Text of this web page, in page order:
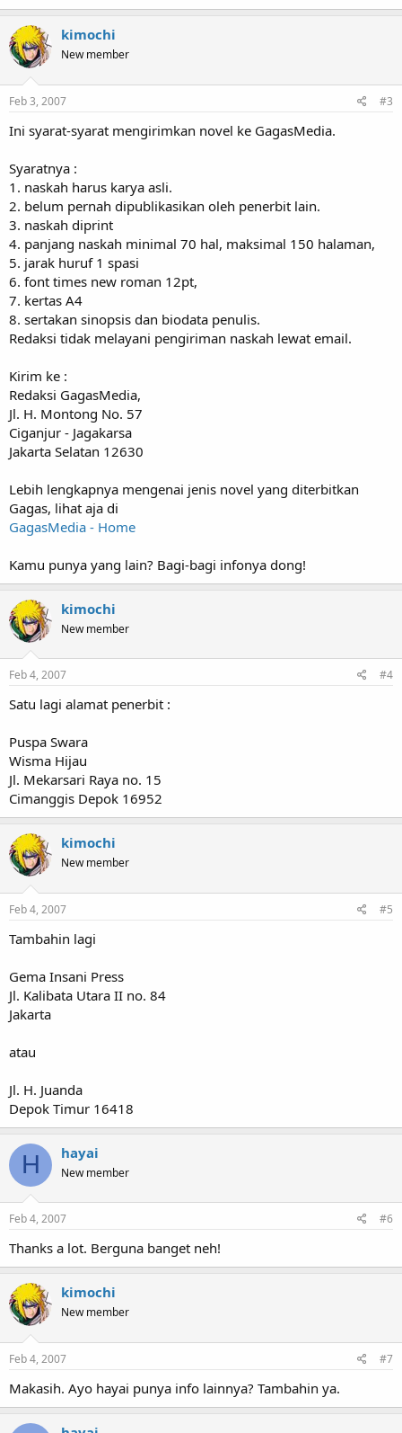
kimochi
New member
Feb 3, 2007 #3
Ini syarat-syarat mengirimkan novel ke GagasMedia.
Syaratnya :
1. naskah harus karya asli.
2. belum pernah dipublikasikan oleh penerbit lain.
3. naskah diprint
4. panjang naskah minimal 70 hal, maksimal 150 halaman,
5. jarak huruf 1 spasi
6. font times new roman 12pt,
7. kertas A4
8. sertakan sinopsis dan biodata penulis.
Redaksi tidak melayani pengiriman naskah lewat email.
Kirim ke :
Redaksi GagasMedia,
Jl. H. Montong No. 57
Ciganjur - Jagakarsa
Jakarta Selatan 12630
Lebih lengkapnya mengenai jenis novel yang diterbitkan
Gagas, lihat aja di
GagasMedia - Home
Kamu punya yang lain? Bagi-bagi infonya dong!
kimochi
New member
Feb 4, 2007 #4
Satu lagi alamat penerbit :
Puspa Swara
Wisma Hijau
Jl. Mekarsari Raya no. 15
Cimanggis Depok 16952
kimochi
New member
Feb 4, 2007 #5
Tambahin lagi
Gema Insani Press
Jl. Kalibata Utara II no. 84
Jakarta
atau
Jl. H. Juanda
Depok Timur 16418
H hayai
New member
Feb 4, 2007 #6
Thanks a lot. Berguna banget neh!
kimochi
New member
Feb 4, 2007 #7
Makasih. Ayo hayai punya info lainnya? Tambahin ya.